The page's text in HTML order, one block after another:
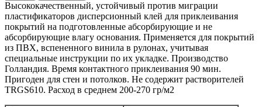
Высококачественный, устойчивый против миграции
пластификаторов дисперсионный клей для приклеивания
покрытий на подготовленные абсорбирующие и не
абсорбирующие влагу основания. Применяется для покрытий
из ПВХ, вспененного винила в рулонах, учитывая
специальные инструкции по их укладке. Производство
Голландия. Время контактного приклеивания 90 мин.
Пригоден для стен и потолков. Не содержит растворителей
TRGS610. Расход в среднем 200-270 гр/м2